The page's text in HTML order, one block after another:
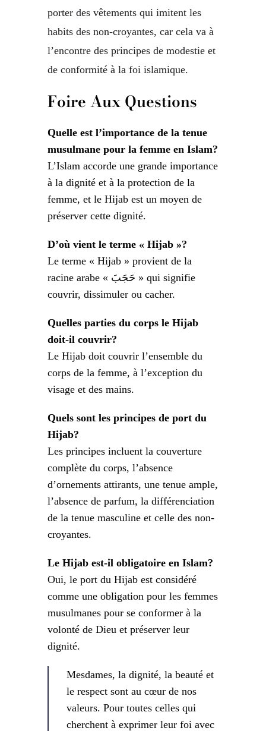
porter des vêtements qui imitent les
habits des non-croyantes, car cela va à
l’encontre des principes de modestie et
de conformité à la foi islamique.
Foire Aux Questions
Quelle est l’importance de la tenue
musulmane pour la femme en Islam?
L’Islam accorde une grande importance
à la dignité et à la protection de la
femme, et le Hijab est un moyen de
préserver cette dignité.
D’où vient le terme « Hijab »?
Le terme « Hijab » provient de la
racine arabe « حَجَبَ » qui signifie
couvrir, dissimuler ou cacher.
Quelles parties du corps le Hijab
doit-il couvrir?
Le Hijab doit couvrir l’ensemble du
corps de la femme, à l’exception du
visage et des mains.
Quels sont les principes de port du
Hijab?
Les principes incluent la couverture
complète du corps, l’absence
d’ornements attirants, une tenue ample,
l’absence de parfum, la différenciation
de la tenue masculine et celle des non-
croyantes.
Le Hijab est-il obligatoire en Islam?
Oui, le port du Hijab est considéré
comme une obligation pour les femmes
musulmanes pour se conformer à la
volonté de Dieu et préserver leur
dignité.
Mesdames, la dignité, la beauté et
le respect sont au cœur de nos
valeurs. Pour toutes celles qui
cherchent à exprimer leur foi avec